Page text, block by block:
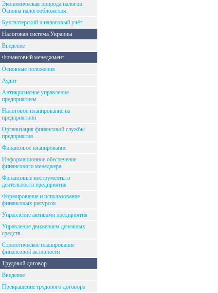
Экономическая природа налогов.
Основы налогообложения.
Бухгалтерский и налоговый учёт
Налоговая система Украины
Введение
Финансовый менеджмент
Основные положения
Аудит
Антикризисное управление
предприятием
Налоговое планирование на
предприятиии
Организация финансовой службы
предприятия
Финансовое планирование
Информационное обеспечение
финансового менеджера
Финансовые инструменты в
деятельности предприятия
Формирование и использование
финансовых рисурсов
Управление активами предприятия
Управление движением денежных
средств
Стратегическое планирование
финансовой активности
Трудовой договор
Введение
Прекращение трудового договора